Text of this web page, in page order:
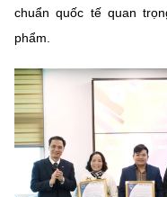
Liên hệ
Địa chỉ: Ban Biên tập
Email:stc@mst.gov.vn
©2026 Bản quyền thuộc
(Ghi rõ nguồn "https://
website này)
chuẩn quốc tế quan
phẩm.